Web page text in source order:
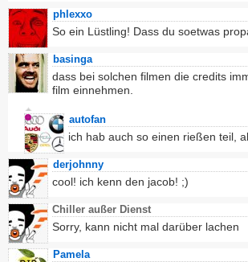
phlexxo
So ein Lüstling! Dass du soetwas
basinga
dass bei solchen filmen die credits
film einnehmen.
autofan
ich hab auch so einen rießen teil,
derjohnny
cool! ich kenn den jacob! ;)
Chiller außer Dienst
Sorry, kann nicht mal darüber lachen
Pamela